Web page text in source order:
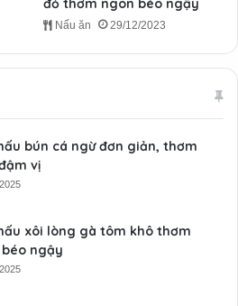
đỏ thơm ngon béo ngậy
Nấu ăn 29/12/2023
bún cá ngừ đơn giản, thơm
vị
xôi lòng gà tôm khô thơm
ngậy